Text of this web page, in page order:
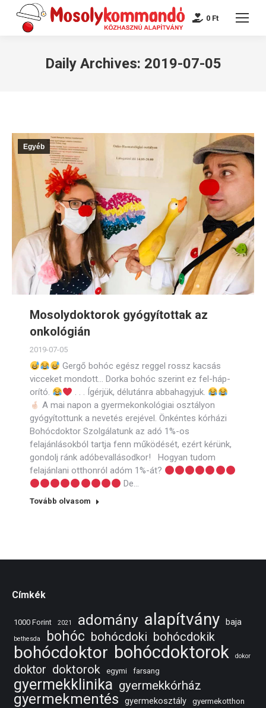
0 Ft
Daily Archives: 2019-07-05
Egyéb
Mosolydoktorok gyógyítottak az
onkológián
2019-07-05
Gergő bohóc egész reggel rossz kacsás
vicceket mondott… Dorka bohóc szerint ez fel-háp-
orító.
. . . Ígérjük, délutánra abbahagyjuk.
A mai napon a gyermekonkológiai osztályon
gyógyítottunk a nevetés erejével. Önkéntes kórházi
Bohócdoktor Szolgálatunk az adó 1%-os
felajánlásokból tartja fenn működését, ezért kérünk,
gondolj ránk adóbevallásodkor! Hogyan tudom
felajánlani otthonról adóm 1%-át?
De…
Tovább olvasom
Címkék
1000 Forint 2021 adomány alapítvány baja
bethesda bohóc bohócdoki bohócdokik
bohócdoktor bohócdoktorok dokor
doktor doktorok egymi farsang
gyermekklinika gyermekkórház
gyermekmentés gyermekosztály gyermekotthon